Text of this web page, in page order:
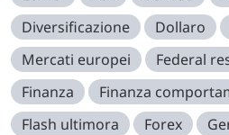
Diversificazione
Dollaro
Mercati europei
Federal
Finanza
Finanza
Flash ultimora
Forex